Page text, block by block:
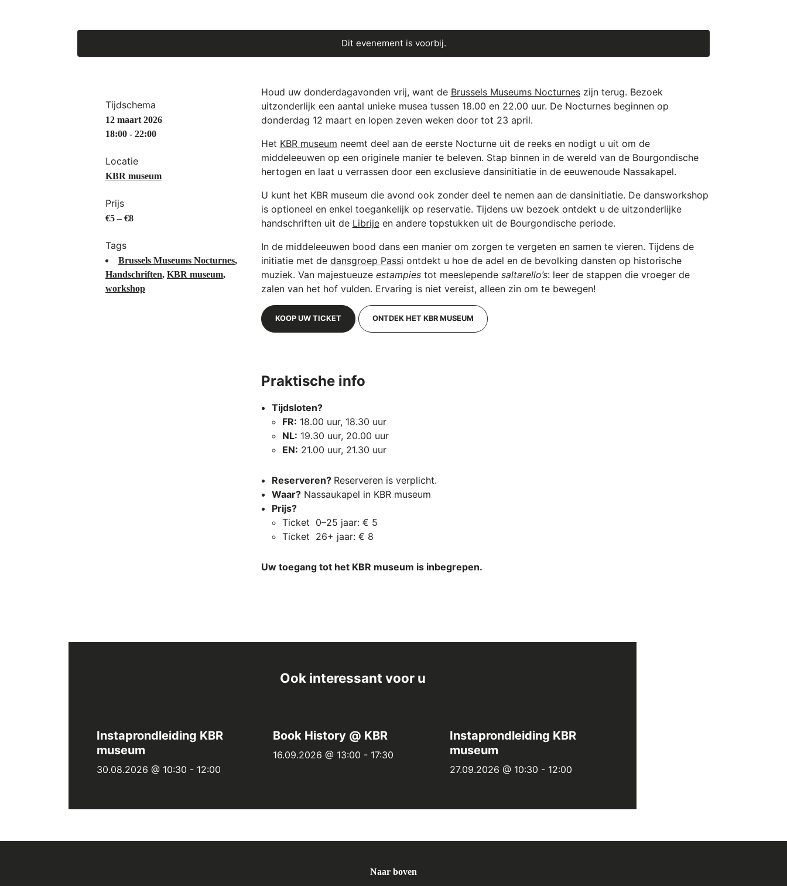
Dit evenement is voorbij.
Tijdschema
12 maart 2026
18:00 - 22:00
Locatie
KBR museum
Prijs
€5 – €8
Tags
Brussels Museums Nocturnes,
Handschriften, KBR museum,
workshop
Houd uw donderdagavonden vrij, want de Brussels Museums Nocturneszijn terug. Bezoek
uitzonderlijk een aantal unieke musea tussen 18.00 en 22.00 uur. De Nocturnes beginnen op
donderdag 12 maart en lopen zeven weken door tot 23 april.
Het KBR museum neemt deel aan de eerste Nocturne uit de reeks en nodigt u uit om de
middeleeuwen op een originele manier te beleven. Stap binnen in de wereld van de Bourgondische
hertogen en laat u verrassen door een exclusieve dansinitiatie in de eeuwenoude Nassakapel.
U kunt het KBR museum die avond ook zonder deel te nemen aan de dansinitiatie. De dansworkshop
is optioneel en enkel toegankelijk op reservatie. Tijdens uw bezoek ontdekt u de uitzonderlijke
handschriften uit de Librijeen andere topstukken uit de Bourgondische periode.
In de middeleeuwen bood dans een manier om zorgen te vergeten en samen te vieren. Tijdens de
initiatie met de dansgroep Passi ontdekt u hoe de adel en de bevolking dansten op historische
muziek. Van majestueuze estampiestot meeslepende saltarello’s: leer de stappen die vroeger de
zalen van het hof vulden. Ervaring is niet vereist, alleen zin om te bewegen!
KOOP UW TICKET ONTDEK HET KBR MUSEUM
Praktische info
Tijdsloten?
FR: 18.00 uur, 18.30 uur
NL: 19.30 uur, 20.00 uur
EN: 21.00 uur, 21.30 uur
Reserveren? Reserveren is verplicht.
Waar?Nassaukapel in KBR museum
Prijs?
Ticket 0–25 jaar: € 5
Ticket 26+ jaar: € 8
Uw toegang tot het KBR museum is inbegrepen.
Ook interessant voor u
Instaprondleiding KBR
museum
30.08.2026 @ 10:30 - 12:00
Book History @ KBR
16.09.2026 @ 13:00 - 17:30
Instaprondleiding KBR
museum
27.09.2026 @ 10:30 - 12:00
Naar boven